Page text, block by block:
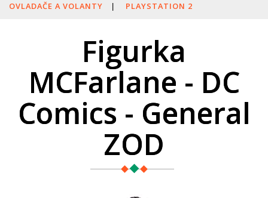
OVLADAČE A VOLANTY
| PLAYSTATION 2
Figurka
MCFarlane - DC
Comics - General
ZOD